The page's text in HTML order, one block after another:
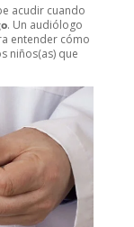
acudir cuando
. Un audiólogo
entender cómo
niños(as) que